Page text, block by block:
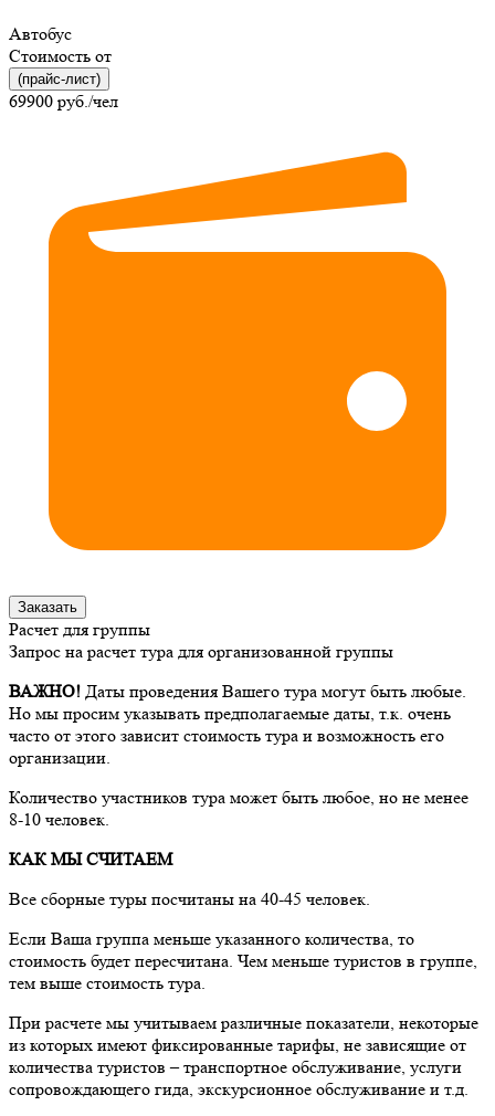
Автобус
Стоимость от
(прайс-лист)
69900 руб./чел
Заказать
Расчет для группы
Запрос на расчет тура для организованной группы
ВАЖНО! Даты проведения Вашего тура могут быть любые.
Но мы просим указывать предполагаемые даты, т.к. очень
часто от этого зависит стоимость тура и возможность его
организации.
Количество участников тура может быть любое, но не менее
8-10 человек.
КАК МЫ СЧИТАЕМ
Все сборные туры посчитаны на 40-45 человек.
Если Ваша группа меньше указанного количества, то
стоимость будет пересчитана. Чем меньше туристов в группе,
тем выше стоимость тура.
При расчете мы учитываем различные показатели, некоторые
из которых имеют фиксированные тарифы, не зависящие от
количества туристов – транспортное обслуживание, услуги
сопровождающего гида, экскурсионное обслуживание и т.д.